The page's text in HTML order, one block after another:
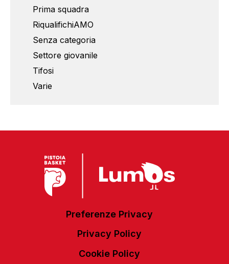
Prima squadra
RiqualifichiAMO
Senza categoria
Settore giovanile
Tifosi
Varie
Preferenze Privacy
Privacy Policy
Cookie Policy